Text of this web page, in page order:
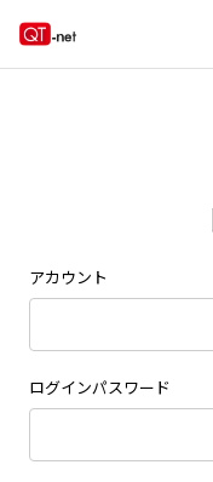
アカウント
ログインパスワード